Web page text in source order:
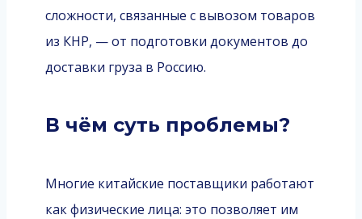
сложности, связанные с вывозом товаров
из КНР, — от подготовки документов до
доставки груза в Россию.
В чём суть проблемы?
Многие китайские поставщики работают
как физические лица: это позволяет им